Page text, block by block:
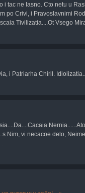
tac ne Iasno. Cto netu u
po Crivi, i Pravoslavnimi
Tivilizatia....Ot Vsego
i Patriarha Chiril.
Nim, vi necacoe delo,